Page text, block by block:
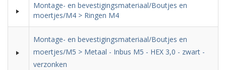
Montage- en bevestigingsmateriaal/Boutjes en
moertjes/M4 > Ringen M4
Montage- en bevestigingsmateriaal/Boutjes en
moertjes/M5 > Metaal - Inbus M5 - HEX 3,0 - zwart -
verzonken